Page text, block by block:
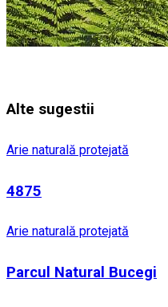
Alte sugestii
Arie naturală protejată
4875
Arie naturală protejată
Parcul Natural Bucegi